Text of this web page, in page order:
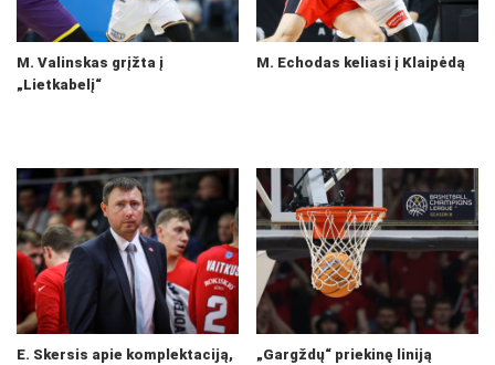
M. Valinskas grįžta į
„Lietkabelį“
M. Echodas keliasi į Klaipėdą
E. Skersis apie komplektaciją,
„Gargždų“ priekinę liniją